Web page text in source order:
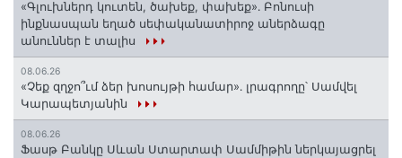
«Գլուխներդ կուտեն, ծախեք, փախեք»․ Բոնուսի
ինքնասպան եղած սեփականատիրոջ աներձագը
անուններ է տալիս
08.06.26
«Չեք զղջո՞ւմ ձեր խոսույթի համար»․ լրագրողը՝ Սամվել
Կարապետյանին
08.06.26
Ֆասթ Բանկը Սևան Ստարտափ Սամմիթին ներկայացրել